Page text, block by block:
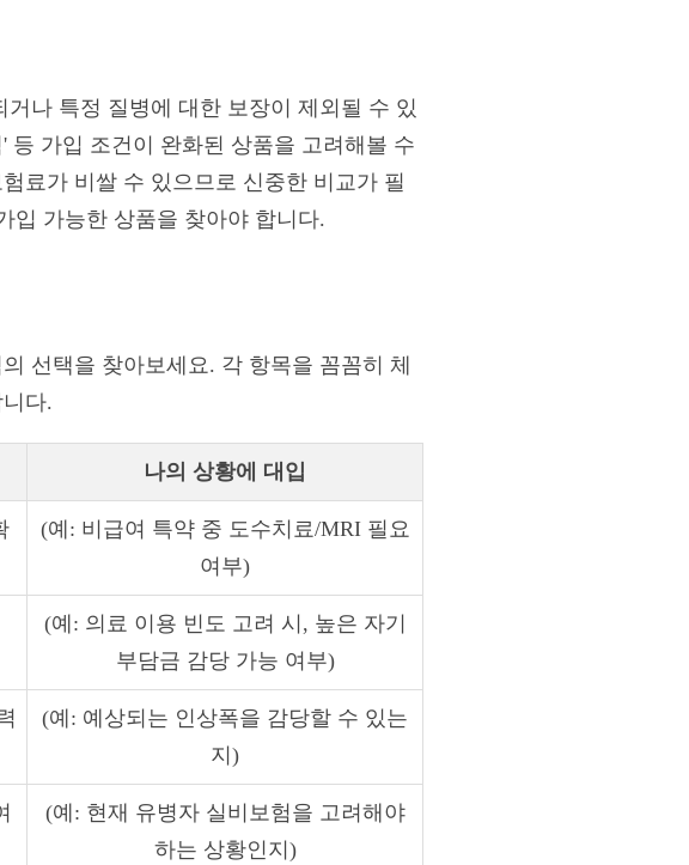
나 특정 질병에 대한 보장이 제외될 수 있
가입 조건이 완화된 상품을 고려해볼 수
료가 비쌀 수 있으므로 신중한 비교가 필
입 가능한 상품을 찾아야 합니다.
선택을 찾아보세요. 각 항목을 꼼꼼히 체
다.
나의 상황에 대입
(예: 비급여 특약 중 도수치료/MRI 필요
여부)
(예: 의료 이용 빈도 고려 시, 높은 자기
부담금 감당 가능 여부)
(예: 예상되는 인상폭을 감당할 수 있는
지)
(예: 현재 유병자 실비보험을 고려해야
하는 상황인지)